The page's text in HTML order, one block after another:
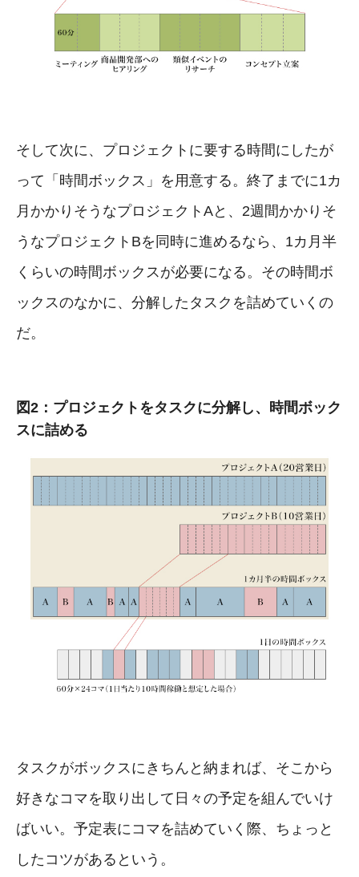
そして次に、プロジェクトに要する時間にしたが
って「時間ボックス」を用意する。終了までに1カ
月かかりそうなプロジェクトAと、2週間かかりそ
うなプロジェクトBを同時に進めるなら、1カ月半
くらいの時間ボックスが必要になる。その時間ボ
ックスのなかに、分解したタスクを詰めていくの
だ。
図2：プロジェクトをタスクに分解し、時間ボック
スに詰める
タスクがボックスにきちんと納まれば、そこから
好きなコマを取り出して日々の予定を組んでいけ
ばいい。予定表にコマを詰めていく際、ちょっと
したコツがあるという。